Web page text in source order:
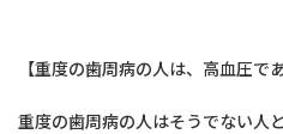
【重度の歯周病の人は、高血圧で
重度の歯周病の人はそうでない人